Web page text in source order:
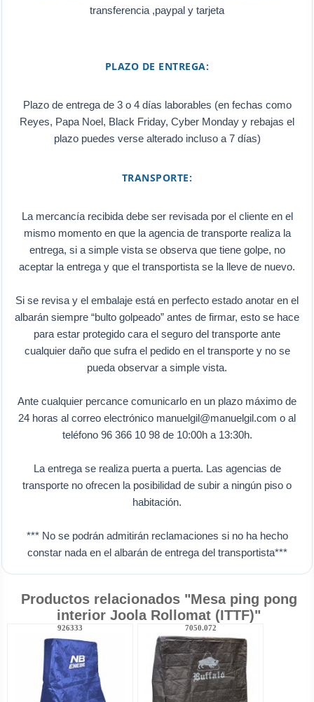
transferencia ,paypal y tarjeta
PLAZO DE ENTREGA:
Plazo de entrega de 3 o 4 días laborables (en fechas como
Reyes, Papa Noel, Black Friday, Cyber Monday y rebajas el
plazo puedes verse alterado incluso a 7 días)
TRANSPORTE:
La mercancía recibida debe ser revisada por el cliente en el
mismo momento en que la agencia de transporte realiza la
entrega, si a simple vista se observa que tiene golpe, no
aceptar la entrega y que el transportista se la lleve de nuevo.
Si se revisa y el embalaje está en perfecto estado anotar en el
albarán siempre “bulto golpeado” antes de firmar, esto se hace
para estar protegido cara el seguro del transporte ante
cualquier daño que sufra el pedido en el transporte y no se
pueda observar a simple vista.
Ante cualquier percance comunicarlo en un plazo máximo de
24 horas al correo electrónico manuelgil@manuelgil.com o al
teléfono 96 366 10 98 de 10:00h a 13:30h.
La entrega se realiza puerta a puerta. Las agencias de
transporte no ofrecen la posibilidad de subir a ningún piso o
habitación.
*** No se podrán admitirán reclamaciones si no ha hecho
constar nada en el albarán de entrega del transportista***
Productos relacionados "Mesa ping pong
interior Joola Rollomat (ITTF)"
926333 7050.072